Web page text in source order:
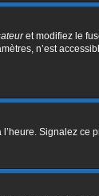
et modifiez le
n’est
Signalez ce